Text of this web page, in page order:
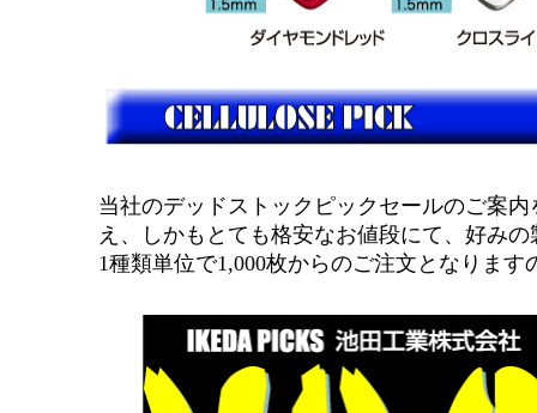
当社のデッドストックピックセールのご案
え、しかもとても格安なお値段にて、好み
1種類単位で1,000枚からのご注文となりま